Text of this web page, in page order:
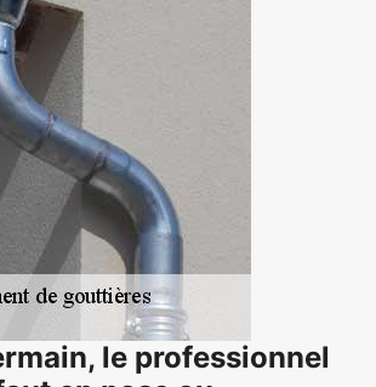
le professionnel